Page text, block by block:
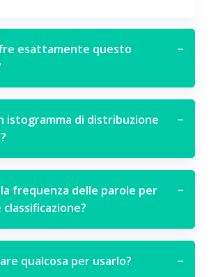
esattamente questo
−
istogramma di distribuzione
−
frequenza delle parole per
−
qualcosa per usarlo? −